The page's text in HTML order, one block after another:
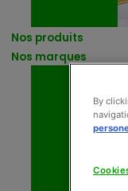
Nos produits
Nos marques
By